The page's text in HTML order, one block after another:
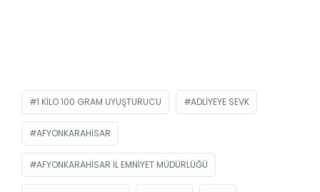
1 KILO 100 GRAM UYUŞTURUCU ADLIYEYE SEVK
AFYONKARAHISAR
AFYONKARAHISAR İL EMNIYET MÜDÜRLÜĞÜ